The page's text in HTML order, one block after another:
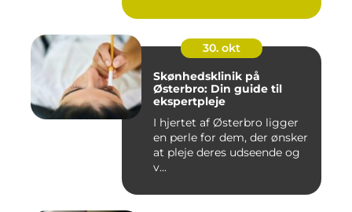
30. okt
Skønhedsklinik på
Østerbro: Din guide til
ekspertpleje
I hjertet af Østerbro ligger
en perle for dem, der ønsker
at pleje deres udseende og
v...